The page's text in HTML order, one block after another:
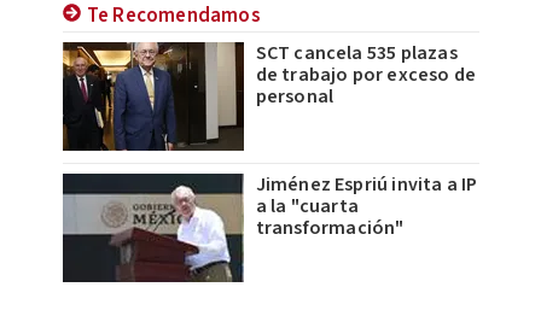
Te Recomendamos
SCT cancela 535 plazas
de trabajo por exceso de
personal
Jiménez Espriú invita a IP
a la "cuarta
transformación"